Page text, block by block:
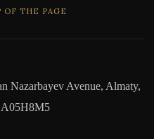
OF THE PAGE
Nazarbayev Avenue, Almaty,
A05H8M5